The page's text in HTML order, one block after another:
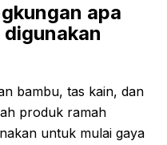
apa
bambu, tas kain, dan
produk ramah
untuk mulai gaya